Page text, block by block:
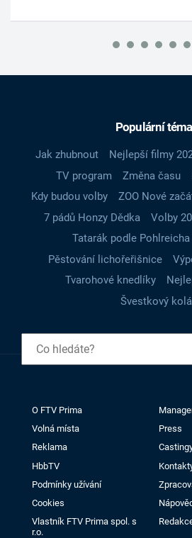
Populární
Jak zhubnout Nejlepší filmy
TV program
Změna času
Kdy budou volby
ZOO Nové
7 pádů Honzy Dědka
Volby
Tatarák podle Pohlreicha
Pěstování lichořeřišnice
Tvarohové knedlíky
Švestkový
O FTV Prima
Volná místa
Press
Reklama
HbbTV
Podmínky užívání
Cookies
Vlastník FTV Prima spol. s
r.o.